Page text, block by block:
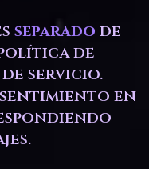
separado de
de
servicio.
en